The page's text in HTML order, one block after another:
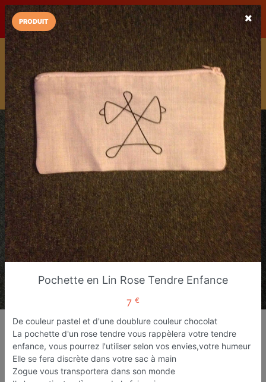
LaCarte LaCarte sur
Play Store
Installez l'App LaCarte
Téléchargez gratuitement l'app LaCarte pour suivre vos
commerces favoris et ne rien rater !
Plus tard
Zogue & Co
Vêtements mixte
Perpignan
PRODUIT
Pochette en Lin Rose Tendre Enfance
7 €
De couleur pastel et d'une doublure couleur chocolat
La pochette d'un rose tendre vous rappèlera votre tendre
enfance, vous pourrez l'utiliser selon vos envies,votre humeur
Elle se fera discrète dans votre sac à main
Zogue vous transportera dans son monde